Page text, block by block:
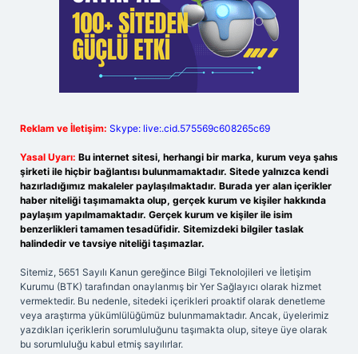
Reklam ve İletişim: Skype: live:.cid.575569c608265c69
Yasal Uyarı: Bu internet sitesi, herhangi bir marka, kurum veya şahıs
şirketi ile hiçbir bağlantısı bulunmamaktadır. Sitede yalnızca kendi
hazırladığımız makaleler paylaşılmaktadır. Burada yer alan içerikler
haber niteliği taşımamakta olup, gerçek kurum ve kişiler hakkında
paylaşım yapılmamaktadır. Gerçek kurum ve kişiler ile isim
benzerlikleri tamamen tesadüfidir. Sitemizdeki bilgiler taslak
halindedir ve tavsiye niteliği taşımazlar.
Sitemiz, 5651 Sayılı Kanun gereğince Bilgi Teknolojileri ve İletişim
Kurumu (BTK) tarafından onaylanmış bir Yer Sağlayıcı olarak hizmet
vermektedir. Bu nedenle, sitedeki içerikleri proaktif olarak denetleme
veya araştırma yükümlülüğümüz bulunmamaktadır. Ancak, üyelerimiz
yazdıkları içeriklerin sorumluluğunu taşımakta olup, siteye üye olarak
bu sorumluluğu kabul etmiş sayılırlar.